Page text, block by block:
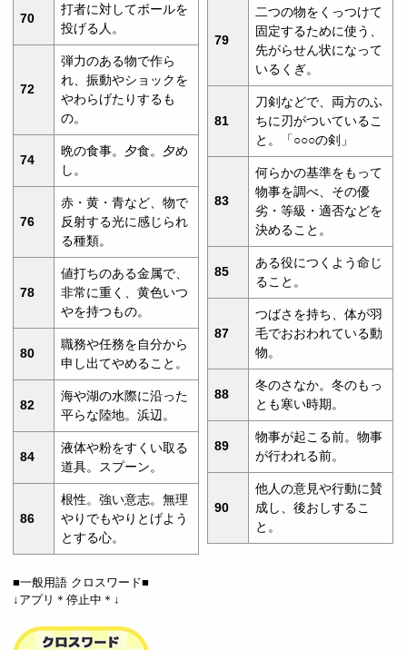
70
打者に対してボールを
投げる人。
72
弾力のある物で作ら
れ、振動やショックを
やわらげたりするも
の。
74
晩の食事。夕食。夕め
し。
76
赤・黄・青など、物で
反射する光に感じられ
る種類。
78
値打ちのある金属で、
非常に重く、黄色いつ
やを持つもの。
80
職務や任務を自分から
申し出てやめること。
82
海や湖の水際に沿った
平らな陸地。浜辺。
84
液体や粉をすくい取る
道具。スプーン。
86
根性。強い意志。無理
やりでもやりとげよう
とする心。
79
二つの物をくっつけて
固定するために使う、
先がらせん状になって
いるくぎ。
81
刀剣などで、両方のふ
ちに刃がついているこ
と。「○○○の剣」
83
何らかの基準をもって
物事を調べ、その優
劣・等級・適否などを
決めること。
85
ある役につくよう命じ
ること。
87
つばさを持ち、体が羽
毛でおおわれている動
物。
88
冬のさなか。冬のもっ
とも寒い時期。
89
物事が起こる前。物事
が行われる前。
90
他人の意見や行動に賛
成し、後おしするこ
と。
■一般用語 クロスワード■
↓アプリ＊停止中＊↓